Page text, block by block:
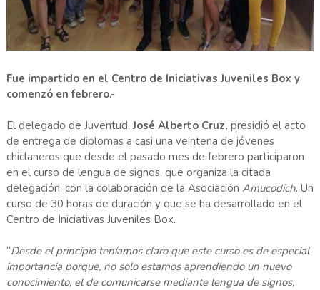
Fue impartido en el Centro de Iniciativas Juveniles Box y
comenzó en febrero.-
El delegado de Juventud,José Alberto Cruz, presidió el acto
de entrega de diplomas a casi una veintena de jóvenes
chiclaneros que desde el pasado mes de febrero participaron
en el curso de lengua de signos, que organiza la citada
delegación, con la colaboración de la Asociación Amucodich. Un
curso de 30 horas de duración y que se ha desarrollado en el
Centro de Iniciativas Juveniles Box.
“Desde el principio teníamos claro que este curso es de especial
importancia porque, no solo estamos aprendiendo un nuevo
conocimiento, el de comunicarse mediante lengua de signos,